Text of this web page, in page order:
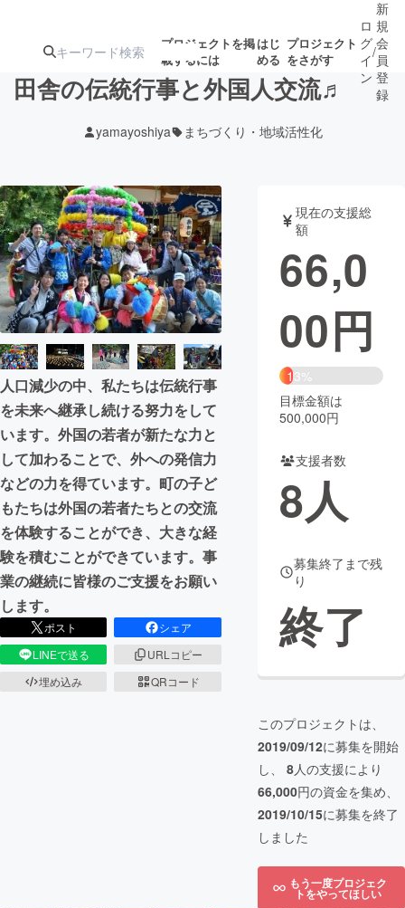
プロジェクトを掲
載するには
はじ
める
プロジェクト
をさがす
アート・写真
テクノロジー・ガジェット ゲーム・サ
映像・映画
ビジネス・起業 チャレンジ
まちづくり・地域活性化
CAMPFIRE for Social Good
CAMPFIRE Creation
CAMPFIREふるさと納税machi-ya コミュニティ
ロ
グ
イ
ン
/
新
規
会
員
登
録
田舎の伝統行事と外国人交流♬
yamayoshiya まちづくり・地域活性化
人口減少の中、私たちは伝統行事
を未来へ継承し続ける努力をして
います。外国の若者が新たな力と
して加わることで、外への発信力
などの力を得ています。町の子ど
もたちは外国の若者たちとの交流
を体験することができ、大きな経
験を積むことができています。事
業の継続に皆様のご支援をお願い
します。
ポスト
シェア
LINEで送る
URLコピー
埋め込み
QRコード
現在の支援総
額
66,0
00円
13%
目標金額は
500,000円
支援者数
8人
募集終了まで残
り
終了
このプロジェクトは、
2019/09/12に募集を開始
し、 8人の支援により
66,000円の資金を集め、
2019/10/15に募集を終了
しました
もう一度プロジェク
トをやってほしい